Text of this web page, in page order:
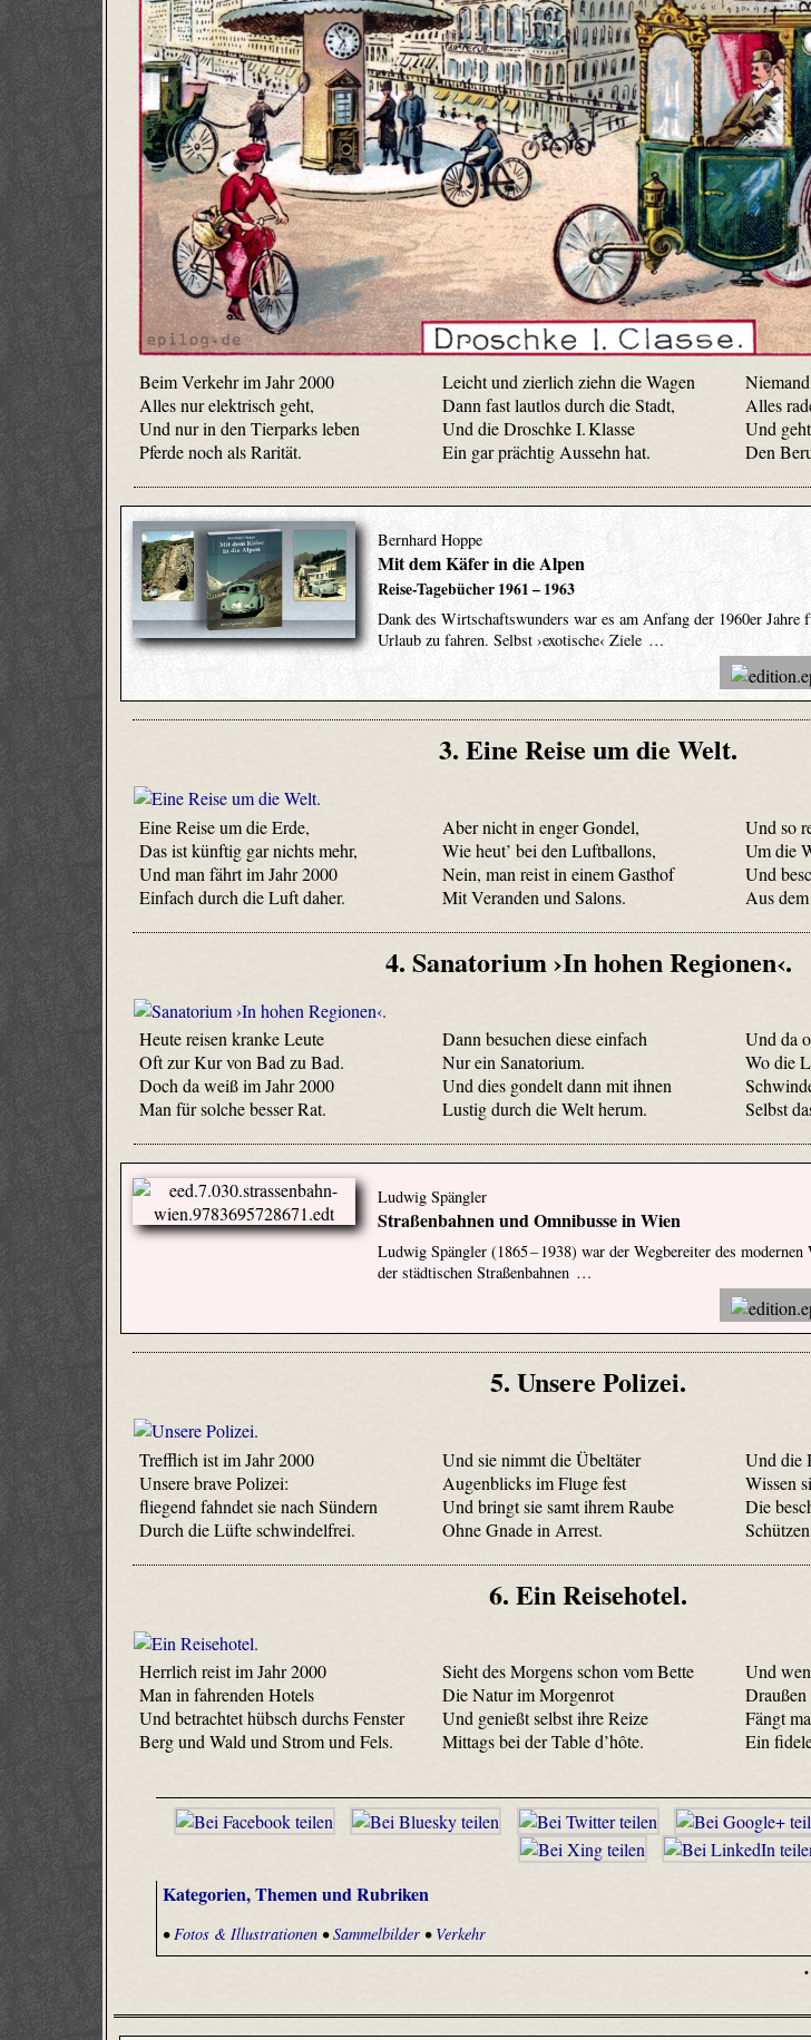
Beim Verkehr im Jahr 2000
Alles nur elektrisch geht,
Und nur in den Tierparks leben
Pferde noch als Rarität.
Leicht und zierlich ziehn die Wagen
Dann fast lautlos durch die Stadt,
Und die Droschke I. Klasse
Ein gar prächtig Aussehn hat.
Alles
Und
Den
Bernhard Hoppe
Mit dem Käfer in die Alpen
Reise-Tagebücher 1961 – 1963
Dank des Wirtschaftswunders war es am Anfang der 1960er
Urlaub zu fahren. Selbst ›exotische‹ Ziele …
3. Eine Reise um die Welt.
Eine Reise um die Erde,
Das ist künftig gar nichts mehr,
Und man fährt im Jahr 2000
Einfach durch die Luft daher.
Aber nicht in enger Gondel,
Wie heut’ bei den Luftballons,
Nein, man reist in einem Gasthof
Mit Veranden und Salons.
Und so
Um die
Und
Aus
4. Sanatorium ›In hohen Regionen‹.
Heute reisen kranke Leute
Oft zur Kur von Bad zu Bad.
Doch da weiß im Jahr 2000
Man für solche besser Rat.
Dann besuchen diese einfach
Nur ein Sanatorium.
Und dies gondelt dann mit ihnen
Lustig durch die Welt herum.
Und da
Wo die
Selbst
Ludwig Spängler
Straßenbahnen und Omnibusse in Wien
Ludwig Spängler (1865 – 1938) war der Wegbereiter des
der städtischen Straßenbahnen …
5. Unsere Polizei.
Trefflich ist im Jahr 2000
Unsere brave Polizei:
fliegend fahndet sie nach Sündern
Durch die Lüfte schwindelfrei.
Und sie nimmt die Übeltäter
Augenblicks im Fluge fest
Und bringt sie samt ihrem Raube
Ohne Gnade in Arrest.
Und die
Wissen
Die
6. Ein Reisehotel.
Herrlich reist im Jahr 2000
Man in fahrenden Hotels
Und betrachtet hübsch durchs Fenster
Berg und Wald und Strom und Fels.
Sieht des Morgens schon vom Bette
Die Natur im Morgenrot
Und genießt selbst ihre Reize
Mittags bei der Table d’hôte.
Und
Draußen
Fängt
Ein
Kategorien, Themen und Rubriken
• Fotos & Illustrationen •Sammelbilder • Verkehr